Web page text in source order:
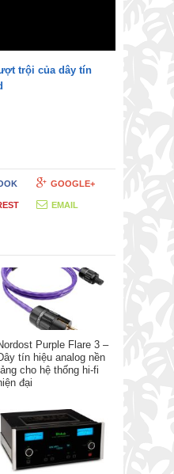
trội của dây tín
GOOGLE+
EMAIL
Purple Flare 3 –
tín hiệu analog nền
cho hệ thống hi-fi
đại